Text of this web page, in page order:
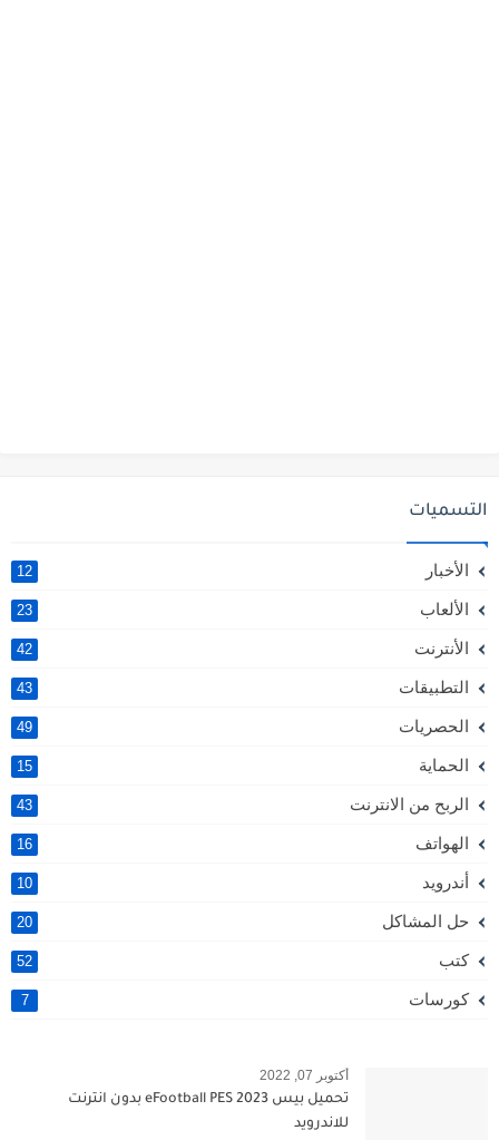
التسميات
الأخبار 12
الألعاب 23
الأنترنت 42
التطبيقات 43
الحصريات 49
الحماية 15
الربح من الانترنت 43
الهواتف 16
أندرويد 10
حل المشاكل 20
كتب 52
كورسات 7
أكتوبر 07, 2022
تحميل بيس 2023 eFootball PES بدون انترنت
للاندرويد